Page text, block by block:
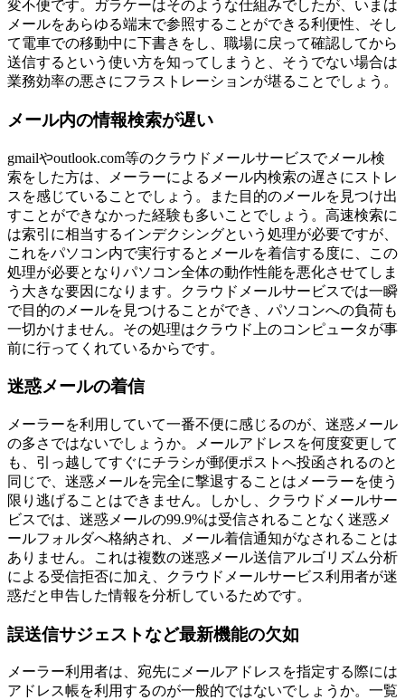
変不便です。ガラケーはそのような仕組みでしたが、いまは
メールをあらゆる端末で参照することができる利便性、そし
て電車での移動中に下書きをし、職場に戻って確認してから
送信するという使い方を知ってしまうと、そうでない場合は
業務効率の悪さにフラストレーションが堪ることでしょう。
メール内の情報検索が遅い
gmailやoutlook.com等のクラウドメールサービスでメール検
索をした方は、メーラーによるメール内検索の遅さにストレ
スを感じていることでしょう。また目的のメールを見つけ出
すことができなかった経験も多いことでしょう。高速検索に
は索引に相当するインデクシングという処理が必要ですが、
これをパソコン内で実行するとメールを着信する度に、この
処理が必要となりパソコン全体の動作性能を悪化させてしま
う大きな要因になります。クラウドメールサービスでは一瞬
で目的のメールを見つけることができ、パソコンへの負荷も
一切かけません。その処理はクラウド上のコンピュータが事
前に行ってくれているからです。
迷惑メールの着信
メーラーを利用していて一番不便に感じるのが、迷惑メール
の多さではないでしょうか。メールアドレスを何度変更して
も、引っ越してすぐにチラシが郵便ポストへ投函されるのと
同じで、迷惑メールを完全に撃退することはメーラーを使う
限り逃げることはできません。しかし、クラウドメールサー
ビスでは、迷惑メールの99.9%は受信されることなく迷惑メ
ールフォルダへ格納され、メール着信通知がなされることは
ありません。これは複数の迷惑メール送信アルゴリズム分析
による受信拒否に加え、クラウドメールサービス利用者が迷
惑だと申告した情報を分析しているためです。
誤送信サジェストなど最新機能の欠如
メーラー利用者は、宛先にメールアドレスを指定する際には
アドレス帳を利用するのが一般的ではないでしょうか。一覧